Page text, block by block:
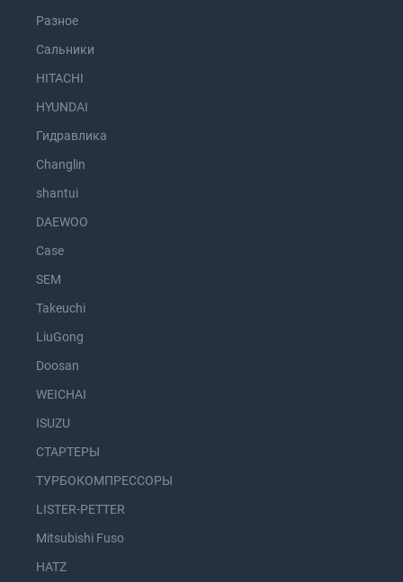
Разное
Сальники
HITACHI
HYUNDAI
Гидравлика
Changlin
shantui
DAEWOO
Case
SEM
Takeuchi
LiuGong
Doosan
WEICHAI
ISUZU
СТАРТЕРЫ
ТУРБОКОМПРЕССОРЫ
LISTER-PETTER
Mitsubishi Fuso
HATZ